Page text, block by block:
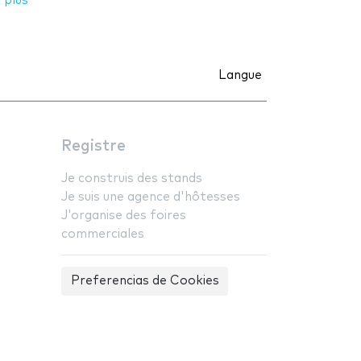
Langue
Registre
Je construis des stands
Je suis une agence d'hôtesses
J'organise des foires
commerciales
Preferencias de Cookies